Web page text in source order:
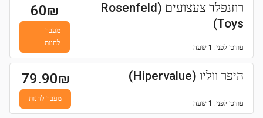
רוזנפלד צעצועים (Rosenfeld
Toys)
עודכן לפני: 1 שעה
60₪
מעבר
לחנות
היפר ווליו (Hipervalue)
עודכן לפני: 1 שעה
79.90₪
מעבר לחנות